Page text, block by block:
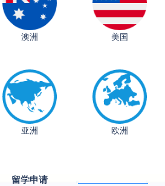
澳洲 美国
亚洲 欧洲
留学申请